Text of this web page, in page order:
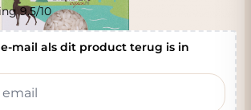
9.5/10
mail als dit product terug is in